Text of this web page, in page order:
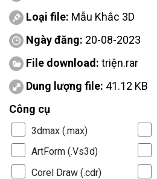
Loại file: Mẫu Khắc 3D
Ngày đăng: 20-08-2023
File download: triện.rar
Dung lượng file: 41.12 KB
Công cụ
3dmax (.max)
ArtForm (.Vs3d)
Corel Draw (.cdr)